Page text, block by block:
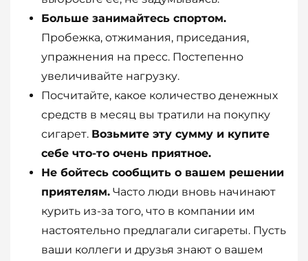
Больше занимайтесь спортом.
Пробежка, отжимания, приседания,
упражнения на пресс. Постепенно
увеличивайте нагрузку.
Посчитайте, какое количество денежных
средств в месяц вы тратили на покупку
сигарет. Возьмите эту сумму и купите
себе что-то очень приятное.
Не бойтесь сообщить о вашем решении
приятелям. Часто люди вновь начинают
курить из-за того, что в компании им
настоятельно предлагали сигареты. Пусть
ваши коллеги и друзья знают о вашем